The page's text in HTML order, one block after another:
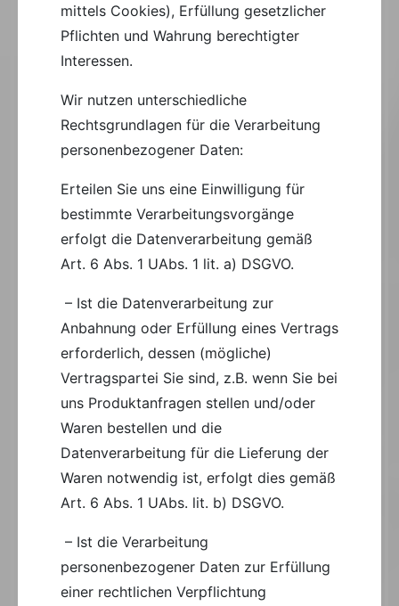
mittels Cookies), Erfüllung gesetzlicher
Pflichten und Wahrung berechtigter
Interessen.
Wir nutzen unterschiedliche
Rechtsgrundlagen für die Verarbeitung
personenbezogener Daten:
Erteilen Sie uns eine Einwilligung für
bestimmte Verarbeitungsvorgänge
erfolgt die Datenverarbeitung gemäß
Art. 6 Abs. 1 UAbs. 1 lit. a) DSGVO.
– Ist die Datenverarbeitung zur
Anbahnung oder Erfüllung eines Vertrags
erforderlich, dessen (mögliche)
Vertragspartei Sie sind, z.B. wenn Sie bei
uns Produktanfragen stellen und/oder
Waren bestellen und die
Datenverarbeitung für die Lieferung der
Waren notwendig ist, erfolgt dies gemäß
Art. 6 Abs. 1 UAbs. lit. b) DSGVO.
– Ist die Verarbeitung
personenbezogener Daten zur Erfüllung
einer rechtlichen Verpflichtung